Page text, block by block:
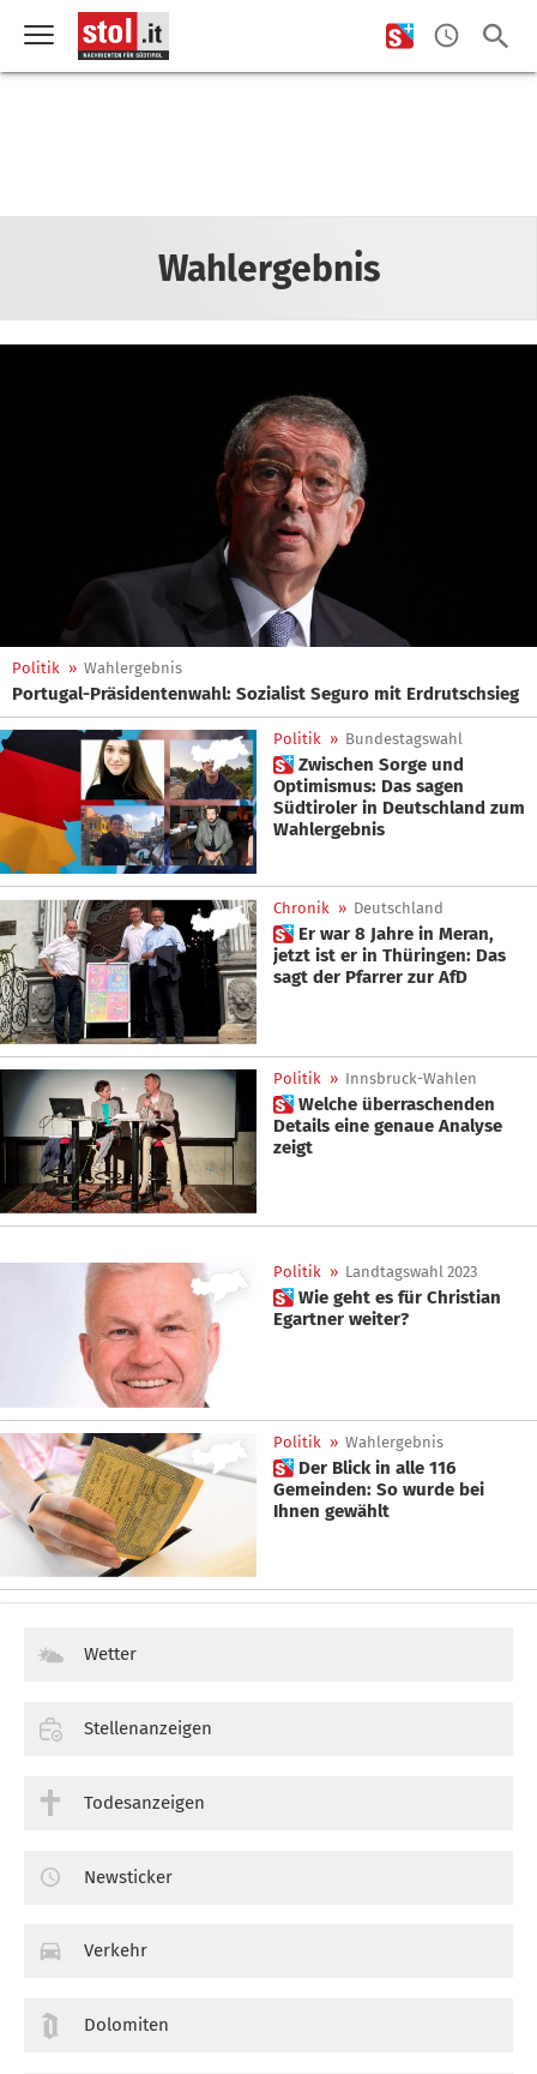
Wahlergebnis
Politik » Wahlergebnis
Portugal-Präsidentenwahl: Sozialist Seguro mit Erdrutschsieg
Politik » Bundestagswahl
 Zwischen Sorge und
Optimismus: Das sagen
Südtiroler in Deutschland zum
Wahlergebnis
Chronik » Deutschland
 Er war 8 Jahre in Meran,
jetzt ist er in Thüringen: Das
sagt der Pfarrer zur AfD
Politik » Innsbruck-Wahlen
 Welche überraschenden
Details eine genaue Analyse
zeigt
Politik » Landtagswahl 2023
 Wie geht es für Christian
Egartner weiter?
Politik » Wahlergebnis
 Der Blick in alle 116
Gemeinden: So wurde bei
Ihnen gewählt
Wetter
Stellenanzeigen
Todesanzeigen
Newsticker
Verkehr
Dolomiten